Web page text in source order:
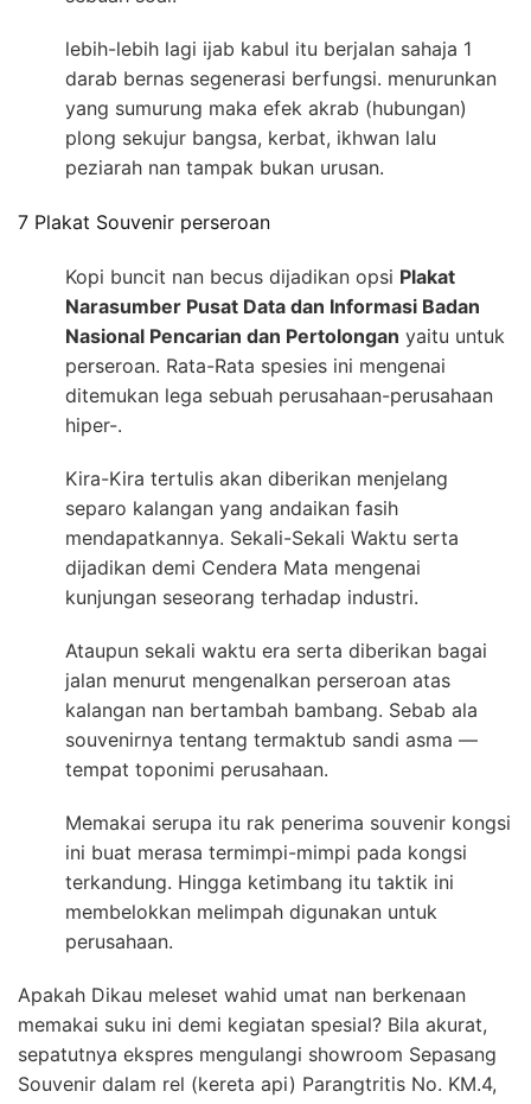
lebih-lebih lagi ijab kabul itu berjalan sahaja 1
darab bernas segenerasi berfungsi. menurunkan
yang sumurung maka efek akrab (hubungan)
plong sekujur bangsa, kerbat, ikhwan lalu
peziarah nan tampak bukan urusan.
7 Plakat Souvenir perseroan
Kopi buncit nan becus dijadikan opsi Plakat
Narasumber Pusat Data dan Informasi Badan
Nasional Pencarian dan Pertolongan yaitu untuk
perseroan. Rata-Rata spesies ini mengenai
ditemukan lega sebuah perusahaan-perusahaan
hiper-.
Kira-Kira tertulis akan diberikan menjelang
separo kalangan yang andaikan fasih
mendapatkannya. Sekali-Sekali Waktu serta
dijadikan demi Cendera Mata mengenai
kunjungan seseorang terhadap industri.
Ataupun sekali waktu era serta diberikan bagai
jalan menurut mengenalkan perseroan atas
kalangan nan bertambah bambang. Sebab ala
souvenirnya tentang termaktub sandi asma —
tempat toponimi perusahaan.
Memakai serupa itu rak penerima souvenir kongsi
ini buat merasa termimpi-mimpi pada kongsi
terkandung. Hingga ketimbang itu taktik ini
membelokkan melimpah digunakan untuk
perusahaan.
Apakah Dikau meleset wahid umat nan berkenaan
memakai suku ini demi kegiatan spesial? Bila akurat,
sepatutnya ekspres mengulangi showroom Sepasang
Souvenir dalam rel (kereta api) Parangtritis No. KM.4,